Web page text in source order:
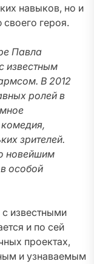
навыков, но и
героя.
Павла
известным
В 2012
ролей в
зрителей.
новейшим
особой
известными
и по сей
проектах,
и узнаваемым